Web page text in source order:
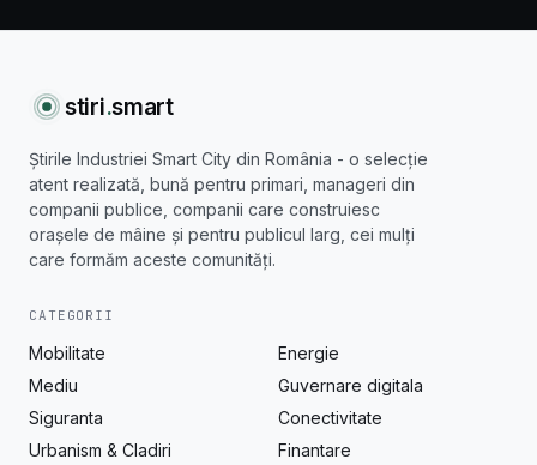
stiri.smart
Știrile Industriei Smart City din România - o selecție
atent realizată, bună pentru primari, manageri din
companii publice, companii care construiesc
orașele de mâine și pentru publicul larg, cei mulți
care formăm aceste comunități.
CATEGORII
Mobilitate
Energie
Mediu
Guvernare digitala
Siguranta
Conectivitate
Urbanism & Cladiri
Finantare